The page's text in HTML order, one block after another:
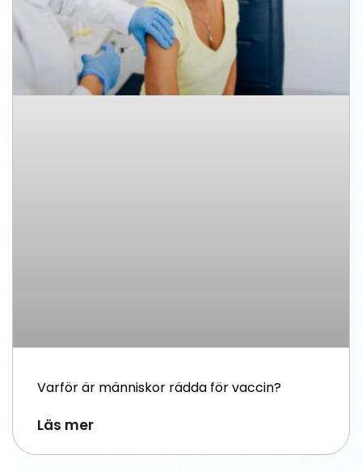
Varför är människor rädda för vaccin?
Läs mer